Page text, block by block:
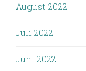
August 2022
Juli 2022
Juni 2022